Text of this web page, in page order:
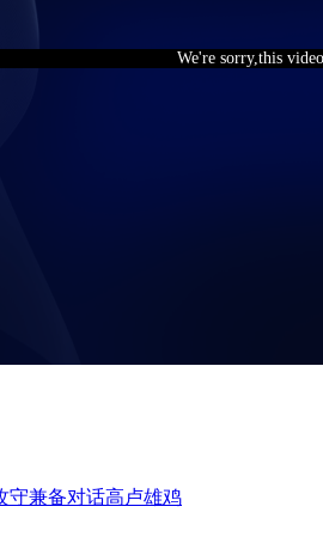
We're sorry,this
守兼备对话高卢雄鸡